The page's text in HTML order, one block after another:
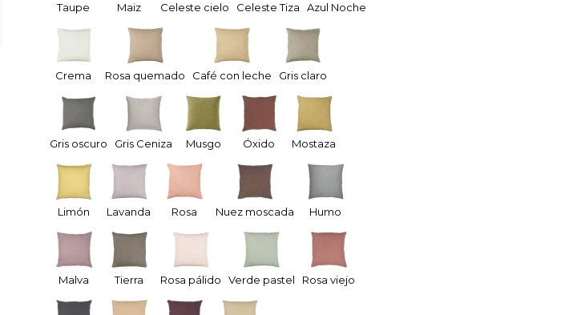
Taupe Maiz Celeste cielo Celeste Tiza Azul Noche
Crema Rosa quemado Café con leche Gris claro
Gris oscuro Gris Ceniza Musgo Óxido Mostaza
Limón Lavanda Rosa Nuez moscada Humo
Malva Tierra Rosa pálido Verde pastel Rosa viejo